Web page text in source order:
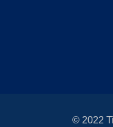
© 2022